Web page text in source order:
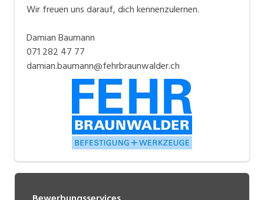
Wir freuen uns darauf, dich kennenzulernen.
Damian Baumann
071 282 47 77
damian.baumann@fehrbraunwalder.ch